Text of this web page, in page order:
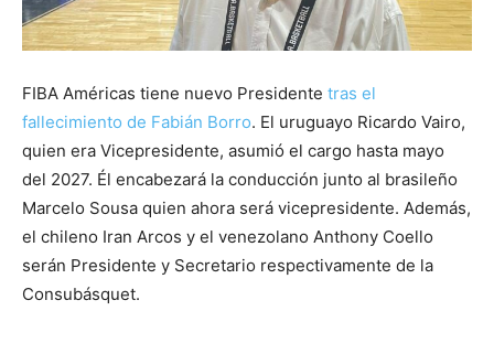
FIBA Américas tiene nuevo Presidente tras el
fallecimiento de Fabián Borro. El uruguayo Ricardo Vairo,
quien era Vicepresidente, asumió el cargo hasta mayo
del 2027. Él encabezará la conducción junto al brasileño
Marcelo Sousa quien ahora será vicepresidente. Además,
el chileno Iran Arcos y el venezolano Anthony Coello
serán Presidente y Secretario respectivamente de la
Consubásquet.